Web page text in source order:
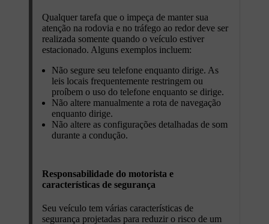
Qualquer tarefa que o impeça de manter sua
atenção na rodovia e no tráfego ao redor deve ser
realizada somente quando o veículo estiver
estacionado. Alguns exemplos incluem:
Não segure seu telefone enquanto dirige. As
leis locais frequentemente restringem ou
proíbem o uso do telefone enquanto se dirige.
Não altere manualmente a rota de navegação
enquanto dirige.
Não altere as configurações detalhadas de som
durante a condução.
Responsabilidade do motorista e
características de segurança
Seu veículo tem várias características de
segurança projetadas para reduzir o risco de um